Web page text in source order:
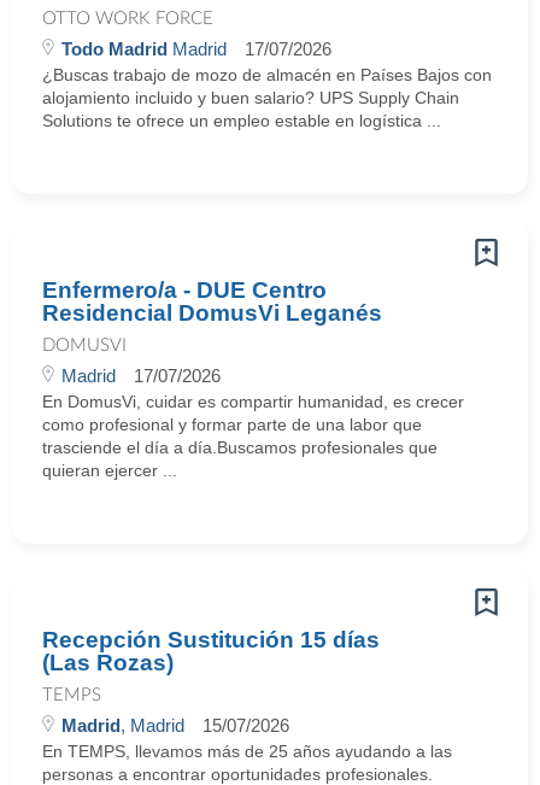
OTTO WORK FORCE
Todo Madrid Madrid 17/07/2026
¿Buscas trabajo de mozo de almacén en Países Bajos con
alojamiento incluido y buen salario? UPS Supply Chain
Solutions te ofrece un empleo estable en logística ...
Enfermero/a - DUE Centro
Residencial DomusVi Leganés
DOMUSVI
Madrid 17/07/2026
En DomusVi, cuidar es compartir humanidad, es crecer
como profesional y formar parte de una labor que
trasciende el día a día.Buscamos profesionales que
quieran ejercer ...
Recepción Sustitución 15 días
(Las Rozas)
TEMPS
Madrid, Madrid 15/07/2026
En TEMPS, llevamos más de 25 años ayudando a las
personas a encontrar oportunidades profesionales.